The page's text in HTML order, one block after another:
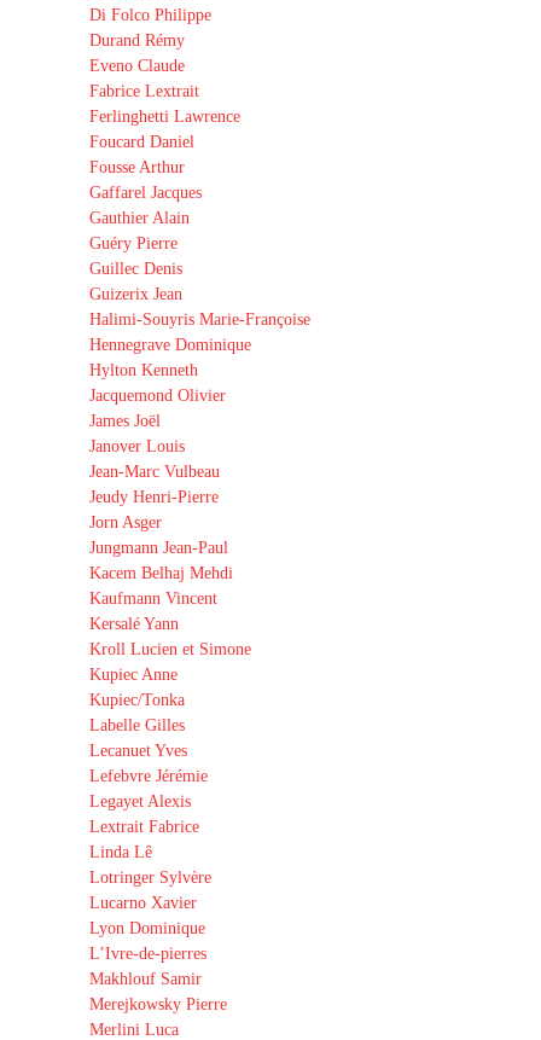
Di Folco Philippe
Durand Rémy
Eveno Claude
Fabrice Lextrait
Ferlinghetti Lawrence
Foucard Daniel
Fousse Arthur
Gaffarel Jacques
Gauthier Alain
Guéry Pierre
Guillec Denis
Guizerix Jean
Halimi-Souyris Marie-Françoise
Hennegrave Dominique
Hylton Kenneth
Jacquemond Olivier
James Joël
Janover Louis
Jean-Marc Vulbeau
Jeudy Henri-Pierre
Jorn Asger
Jungmann Jean-Paul
Kacem Belhaj Mehdi
Kaufmann Vincent
Kersalé Yann
Kroll Lucien et Simone
Kupiec Anne
Kupiec/Tonka
Labelle Gilles
Lecanuet Yves
Lefebvre Jérémie
Legayet Alexis
Lextrait Fabrice
Linda Lê
Lotringer Sylvère
Lucarno Xavier
Lyon Dominique
L’Ivre-de-pierres
Makhlouf Samir
Merejkowsky Pierre
Merlini Luca